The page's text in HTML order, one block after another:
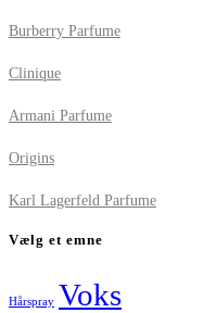
Burberry Parfume
Clinique
Armani Parfume
Origins
Karl Lagerfeld Parfume
Vælg et emne
Hårspray Voks